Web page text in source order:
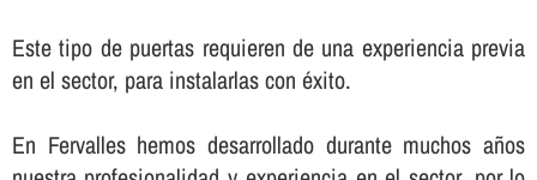
Este tipo de puertas requieren de una experiencia previa
en el sector, para instalarlas con éxito.
En Fervalles hemos desarrollado durante muchos años